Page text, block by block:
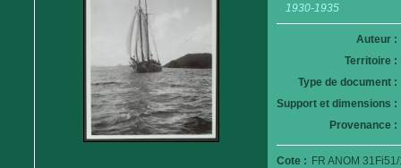
1930-1935
Auteur :
Territoire :
Type de document :
Support et dimensions :
Provenance :
Cote : FR ANOM